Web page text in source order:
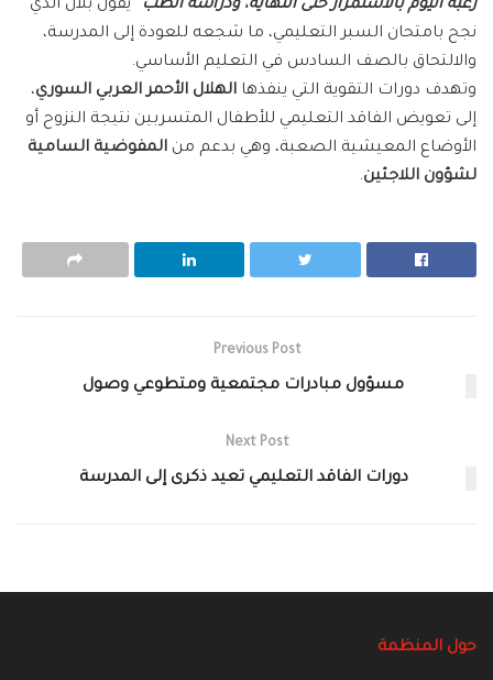
رغبة اليوم بالاستمرار حتى النهاية، ودراسة الطب” يقول بلال الذي
نجح بامتحان السبر التعليمي، ما شجعه للعودة إلى المدرسة،
والالتحاق بالصف السادس في التعليم الأساسي.
وتهدف دورات التقوية التي ينفذها الهلال الأحمر العربي السوري،
إلى تعويض الفاقد التعليمي للأطفال المتسربين نتيجة النزوح أو
الأوضاع المعيشية الصعبة، وهي بدعم من المفوضية السامية
لشؤون اللاجئين.
Previous Post
مسؤول مبادرات مجتمعية ومتطوعي وصول
Next Post
دورات الفاقد التعليمي تعيد ذكرى إلى المدرسة
حول المنظمة